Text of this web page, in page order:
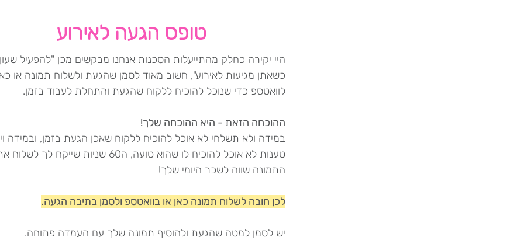
טופס הגעה לאירוע
היי יקירה כחלק מהתייעלות הסכנות אנחנו מבקשים מכן "להפעיל
כשאתן מגיעות לאירוע", חשוב מאוד לסמן שהגעת ולשלוח תמונה או
לוואטספ כדי שנוכל להוכיח ללקוח שהגעת והתחלת לעבוד בזמן.
ההוכחה הזאת - היא ההוכחה שלך!
במידה ולא תשלחי לא אוכל להוכיח ללקוח שאכן הגעת בזמן, ובמידה
טענות לא אוכל להוכיח לו שהוא טועה, ה60 שניות שייקח לך
התמונה שווה לשכר היומי שלך!
לכן חובה לשלוח תמונה כאן או בוואטספ ולסמן בתיבה הגעה.
יש לסמן למטה שהגעת ולהוסיף תמונה שלך עם העמדה פתוחה.